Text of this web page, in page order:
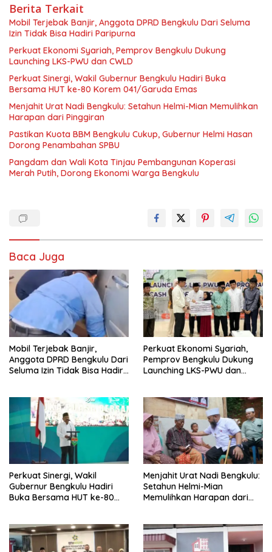
Berita Terkait
Mobil Terjebak Banjir, Anggota DPRD Bengkulu Dari Seluma
Izin Tidak Bisa Hadiri Paripurna
Perkuat Ekonomi Syariah, Pemprov Bengkulu Dukung
Launching LKS-PWU dan CWLD
Perkuat Sinergi, Wakil Gubernur Bengkulu Hadiri Buka
Bersama HUT ke-80 Korem 041/Garuda Emas
Menjahit Urat Nadi Bengkulu: Setahun Helmi-Mian Memulihkan
Harapan dari Pinggiran
Pastikan Kuota BBM Bengkulu Cukup, Gubernur Helmi Hasan
Dorong Penambahan SPBU
Pangdam dan Wali Kota Tinjau Pembangunan Koperasi
Merah Putih, Dorong Ekonomi Warga Bengkulu
Baca Juga
Mobil Terjebak Banjir,
Anggota DPRD Bengkulu Dari
Seluma Izin Tidak Bisa Hadiri
Perkuat Ekonomi Syariah,
Pemprov Bengkulu Dukung
Launching LKS-PWU dan
Perkuat Sinergi, Wakil
Gubernur Bengkulu Hadiri
Buka Bersama HUT ke-80
Menjahit Urat Nadi Bengkulu:
Setahun Helmi-Mian
Memulihkan Harapan dari